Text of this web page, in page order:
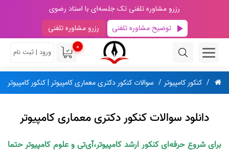
رزرو مشاوره تلفنی تک جلسه‌ای با استاد رضوی
توضیح مشاوره تلفنی
رزرو مشاوره تلفنی
0
ورود | ثبت نام
کنکور کامپیوتر سوالات کنکور دکتری معماری کامپیوتر | کنکور کامپیوتر
دانلود سوالات کنکور دکتری معماری کامپیوتر
برای شروع حرفه‌ای کنکور ارشد کامپیوتر،آی‌تی و علوم کامپیوتر حتما